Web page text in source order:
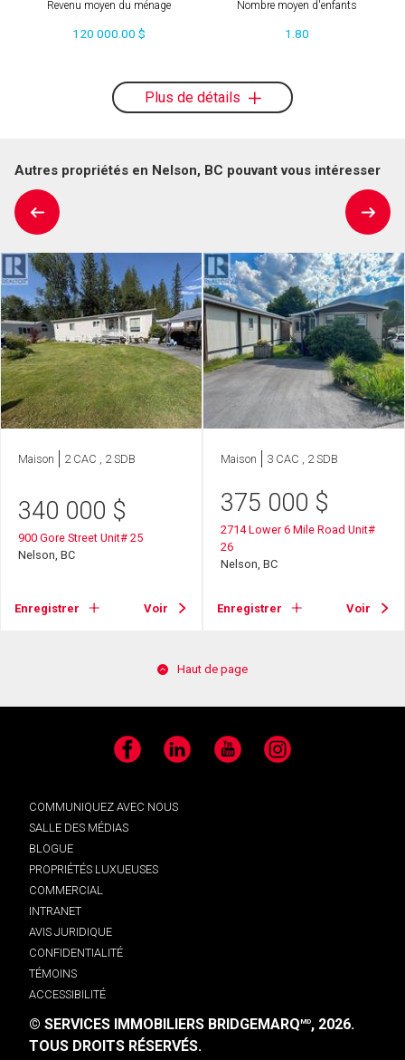
Revenu moyen du ménage
120 000.00 $
Nombre moyen d'enfants
1.80
Plus de détails
Autres propriétés en Nelson, BC pouvant vous intéresser
Maison 2 CAC , 2 SDB
340 000 $
900 Gore Street Unit# 25
Nelson, BC
Enregistrer Voir
Maison 3 CAC , 2 SDB
375 000 $
2714 Lower 6 Mile Road Unit#
26
Nelson, BC
Enregistrer Voir
Haut de page
Facebook LinkedIn YouTube Instagram
COMMUNIQUEZ AVEC NOUS
SALLE DES MÉDIAS
BLOGUE
PROPRIÉTÉS LUXUEUSES
COMMERCIAL
INTRANET
AVIS JURIDIQUE
CONFIDENTIALITÉ
TÉMOINS
ACCESSIBILITÉ
© SERVICES IMMOBILIERS BRIDGEMARQMD, 2026.
TOUS DROITS RÉSERVÉS.